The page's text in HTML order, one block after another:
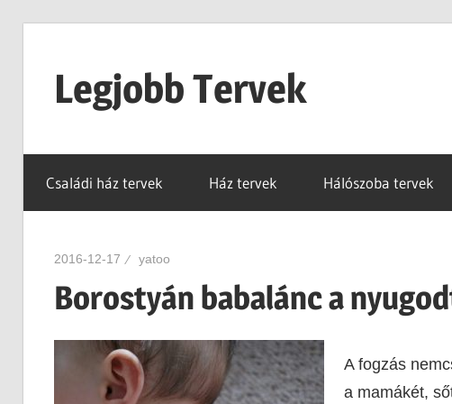
Legjobb Tervek
mindig
van
egy
tervünk…!
Családi ház tervek Ház tervek Hálószoba tervek
2016-12-17 yatoo
Borostyán babalánc a
A fogzás
a mamákét,